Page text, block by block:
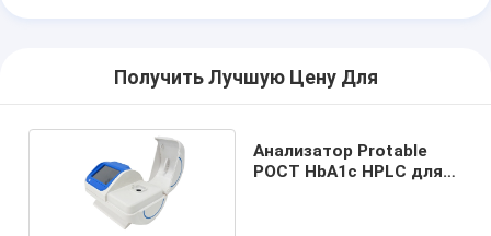
Получить Лучшую Цену Для
Анализатор Protable
POCT HbA1c HPLC для